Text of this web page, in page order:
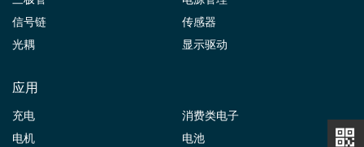
信号链
传感器
光耦
显示驱动
应用
充电
消费类电子
电机
电池